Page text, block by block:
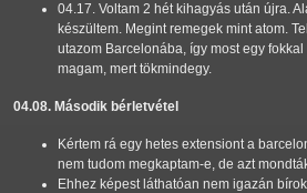
04.17. Voltam 2 hét kihagyás után újra.
készültem. Megint remegek mint atom.
utazom Barcelonába, így most egy
magam, mert tökmindegy.
04.08. Második bérletvétel
Kértem rá egy hetes extensiont a
nem tudom megkaptam-e, de azt
Ehhez képest láthatóan nem igazán